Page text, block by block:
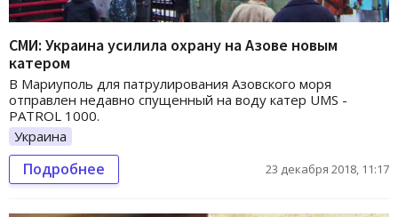
СМИ: Украина усилила охрану на Азове новым
катером
В Мариуполь для патрулирования Азовского моря
отправлен недавно спущенный на воду катер UMS -
PATROL 1000.
Украина
Подробнее 23 декабря 2018, 11:17